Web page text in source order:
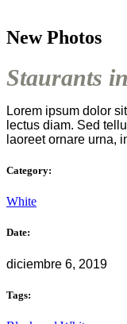
New Photos
Staurants
Lorem ipsum dolor
lectus diam. Sed
laoreet ornare urna,
Category:
White
Date:
diciembre 6, 2019
Tags: